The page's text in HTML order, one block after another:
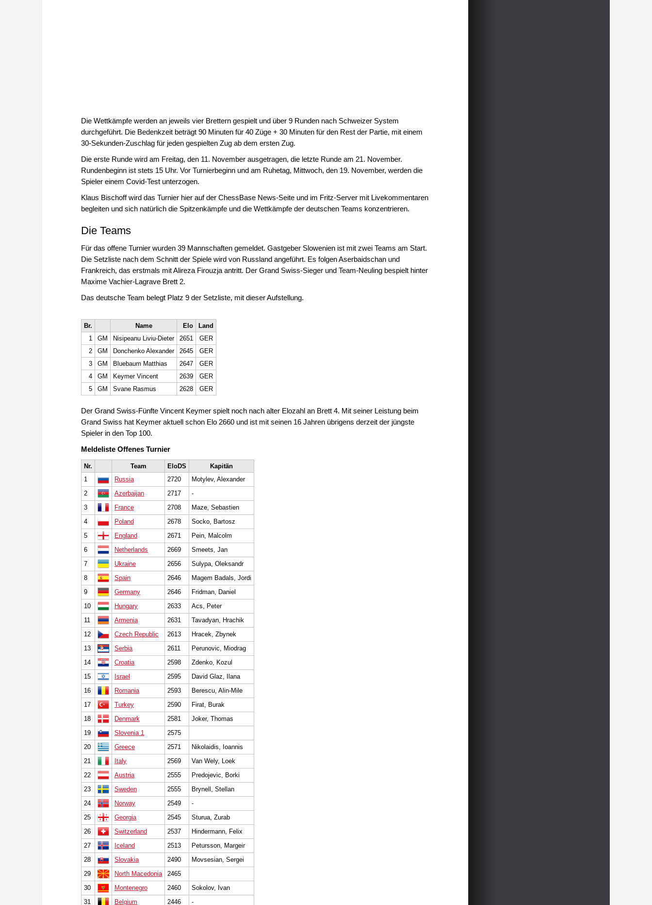
Die Wettkämpfe werden an jeweils vier Brettern gespielt und über 9 Runden nach Schweizer System
durchgeführt. Die Bedenkzeit beträgt 90 Minuten für 40 Züge + 30 Minuten für den Rest der Partie, mit einem
30-Sekunden-Zuschlag für jeden gespielten Zug ab dem ersten Zug.
Die erste Runde wird am Freitag, den 11. November ausgetragen, die letzte Runde am 21. November.
Rundenbeginn ist stets 15 Uhr. Vor Turnierbeginn und am Ruhetag, Mittwoch, den 19. November, werden die
Spieler einem Covid-Test unterzogen.
Klaus Bischoff wird das Turnier hier auf der ChessBase News-Seite und im Fritz-Server mit Livekommentaren
begleiten und sich natürlich die Spitzenkämpfe und die Wettkämpfe der deutschen Teams konzentrieren.
Die Teams
Für das offene Turnier wurden 39 Mannschaften gemeldet. Gastgeber Slowenien ist mit zwei Teams am Start.
Die Setzliste nach dem Schnitt der Spiele wird von Russland angeführt. Es folgen Aserbaidschan und
Frankreich, das erstmals mit Alireza Firouzja antritt. Der Grand Swiss-Sieger und Team-Neuling bespielt hinter
Maxime Vachier-Lagrave Brett 2.
Das deutsche Team belegt Platz 9 der Setzliste, mit dieser Aufstellung.
Br. Name Elo
Land
1
GM Nisipeanu Liviu-Dieter 2651
GER
2
GM Donchenko Alexander 2645
GER
3
GM Bluebaum Matthias 2647
GER
4
GM Keymer Vincent 2639
GER
5
GM Svane Rasmus 2628 GER
Der Grand Swiss-Fünfte Vincent Keymer spielt noch nach alter Elozahl an Brett 4. Mit seiner Leistung beim
Grand Swiss hat Keymer aktuell schon Elo 2660 und ist mit seinen 16 Jahren übrigens derzeit der jüngste
Spieler in den Top 100.
Meldeliste Offenes Turnier
Nr. Team EloDS
Kapitän
1
Russia 2720
Motylev, Alexander
2
Azerbaijan 2717
-
3
France 2708
Maze, Sebastien
4
Poland 2678
Socko, Bartosz
5
England 2671
Pein, Malcolm
6
Netherlands 2669
Smeets, Jan
7
Ukraine 2656
Sulypa, Oleksandr
8
Spain 2646
Magem Badals, Jordi
9
Germany 2646
Fridman, Daniel
10
Hungary 2633
Acs, Peter
11
Armenia 2631
Tavadyan, Hrachik
12
Czech Republic 2613
Hracek, Zbynek
13
Serbia 2611
Perunovic, Miodrag
14
Croatia 2598
Zdenko, Kozul
15
Israel 2595
David Glaz, Ilana
16
Romania 2593
Berescu, Alin-Mile
17
Turkey 2590
Firat, Burak
18
Denmark 2581
Joker, Thomas
19
Slovenia 1
2575
20
Greece 2571
Nikolaidis, Ioannis
21
Italy 2569
Van Wely, Loek
22
Austria 2555
Predojevic, Borki
23
Sweden 2555
Brynell, Stellan
24
Norway 2549
-
25
Georgia 2545
Sturua, Zurab
26
Switzerland 2537
Hindermann, Felix
27
Iceland 2513
Petursson, Margeir
28
Slovakia 2490
Movsesian, Sergei
29
North Macedonia
2465
30
Montenegro 2460
Sokolov, Ivan
31
Belgium 2446 -